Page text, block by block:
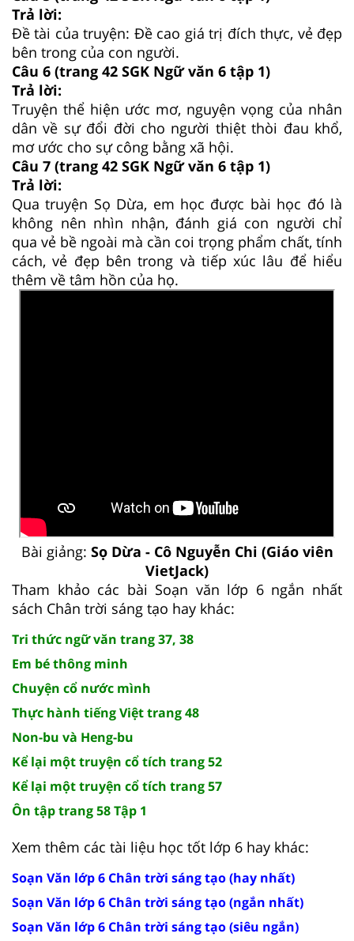
Trả lời:
Đề tài của truyện: Đề cao giá trị đích thực, vẻ đẹp
bên trong của con người.
Câu 6 (trang 42 SGK Ngữ văn 6 tập 1)
Trả lời:
Truyện thể hiện ước mơ, nguyện vọng của nhân
dân về sự đổi đời cho người thiệt thòi đau khổ,
mơ ước cho sự công bằng xã hội.
Câu 7 (trang 42 SGK Ngữ văn 6 tập 1)
Trả lời:
Qua truyện Sọ Dừa, em học được bài học đó là
không nên nhìn nhận, đánh giá con người chỉ
qua vẻ bề ngoài mà cần coi trọng phẩm chất, tính
cách, vẻ đẹp bên trong và tiếp xúc lâu để hiểu
thêm về tâm hồn của họ.
Bài giảng: Sọ Dừa - Cô Nguyễn Chi (Giáo viên
VietJack)
Tham khảo các bài Soạn văn lớp 6 ngắn nhất
sách Chân trời sáng tạo hay khác:
Tri thức ngữ văn trang 37, 38
Em bé thông minh
Chuyện cổ nước mình
Thực hành tiếng Việt trang 48
Non-bu và Heng-bu
Kể lại một truyện cổ tích trang 52
Kể lại một truyện cổ tích trang 57
Ôn tập trang 58 Tập 1
Xem thêm các tài liệu học tốt lớp 6 hay khác:
Soạn Văn lớp 6 Chân trời sáng tạo (hay nhất)
Soạn Văn lớp 6 Chân trời sáng tạo (ngắn nhất)
Soạn Văn lớp 6 Chân trời sáng tạo (siêu ngắn)